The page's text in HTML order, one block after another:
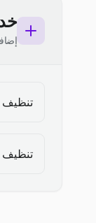
تنظيف
تنظيف